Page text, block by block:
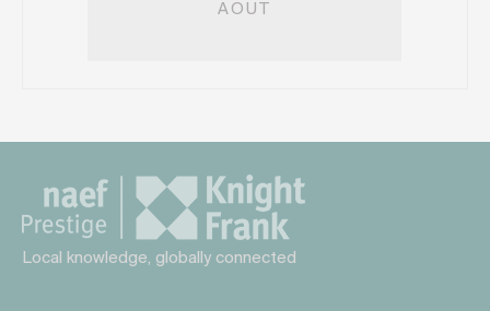
AOUT
Local knowledge, globally connected